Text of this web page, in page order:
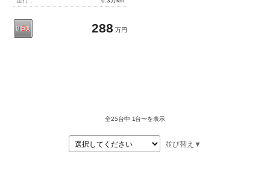
万円
288
並び替え▼
全25台中 1台〜を表示